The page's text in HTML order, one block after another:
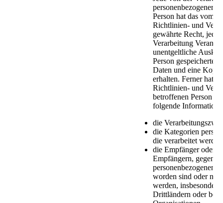
personenbezogener
Person hat das vom
Richtlinien- und
gewährte Recht,
Verarbeitung
unentgeltliche
Person gespeicherten
Daten und eine
erhalten. Ferner hat
Richtlinien- und
betroffenen Person
folgende
die
die Kategorien
die verarbeitet werden
die Empfänger oder
Empfängern,
personenbezogenen
worden sind oder
werden,
Drittländern oder bei